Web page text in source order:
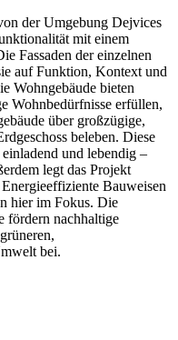
der Umgebung Dejvices
mit einem
Fassaden der einzelnen
auf Funktion, Kontext und
Wohngebäude bieten
Wohnbedürfnisse erfüllen,
über großzügige,
beleben. Diese
und lebendig –
legt das Projekt
Bauweisen
hier im Fokus. Die
fördern nachhaltige
bei.